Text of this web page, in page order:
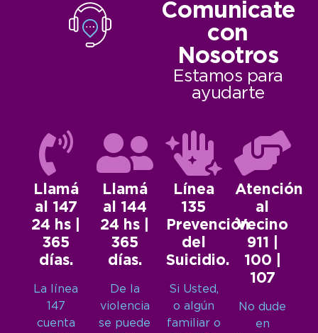
Comunicate
con
Nosotros
Estamos para
ayudarte
Llamá
al 147
24 hs |
365
días.
La línea
147
cuenta
Llamá
al 144
24 hs |
365
días.
De la
violencia
se puede
Línea
135
Prevención
del
Suicidio.
Si Usted,
o algún
familiar o
Atención
al
Vecino
911 |
100 |
107
No dude
en